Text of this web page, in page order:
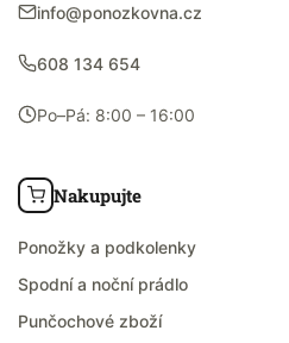
info@ponozkovna.cz
608 134 654
Po–Pá: 8:00 – 16:00
Nakupujte
Ponožky a podkolenky
Spodní a noční prádlo
Punčochové zboží